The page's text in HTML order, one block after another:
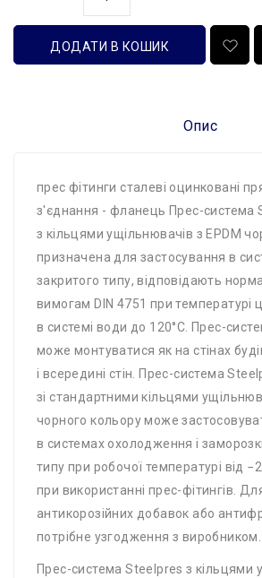
ДОДАТИ В КОШИК
Опис
прес фітинги сталеві оцинковані
з'єднання - фланець Прес-система
з кільцями ущільнювачів з EPDM
призначена для застосування в
закритого типу, відповідають
вимогам DIN 4751 при температурі
в системі води до 120°C. Прес-
може монтуватися як на стінах
і всередині стін. Прес-система
зі стандартними кільцями
чорного кольору може
в системах охолодження і
типу при робочої температурі від
при використанні прес-фітингів.
антикорозійних добавок або
потрібне узгодження з виробником.
Прес-система Steelpres з кільцями